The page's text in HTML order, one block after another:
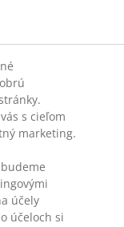
predmetov ako
x D30 x V22